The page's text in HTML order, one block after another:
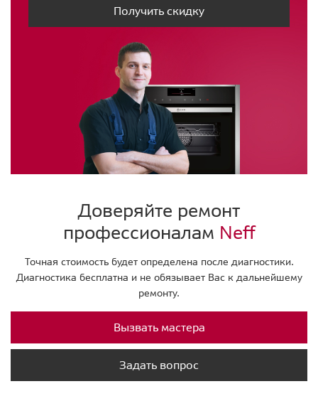
Получить скидку
Доверяйте ремонт
профессионалам Neff
Точная стоимость будет определена после диагностики.
Диагностика бесплатна и не обязывает Вас к дальнейшему
ремонту.
Вызвать мастера
Задать вопрос